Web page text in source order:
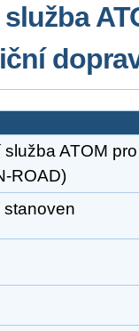
ATOM
ROAD)